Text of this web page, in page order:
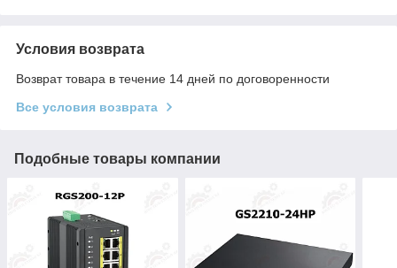
Условия возврата
Возврат товара в течение 14 дней по договоренности
Все условия возврата
Подобные товары компании